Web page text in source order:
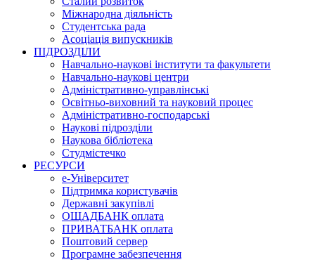
Міжнародна діяльність
Студентська рада
Асоціація випускників
ПІДРОЗДІЛИ
Навчально-наукові інститути та факультети
Навчально-наукові центри
Адміністративно-управлінські
Освітньо-виховний та науковий процес
Адміністративно-господарські
Наукові підрозділи
Наукова бібліотека
Студмістечко
РЕСУРСИ
е-Університет
Підтримка користувачів
Державні закупівлі
ОЩАДБАНК оплата
ПРИВАТБАНК оплата
Поштовий сервер
Програмне забезпечення